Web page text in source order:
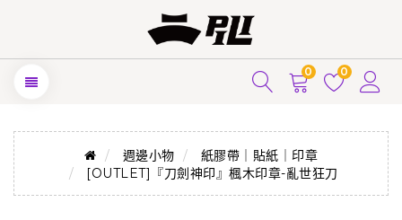
0 0
週邊小物
紙膠帶｜貼紙｜印章
[OUTLET]『刀劍神印』楓木印章-亂世狂刀